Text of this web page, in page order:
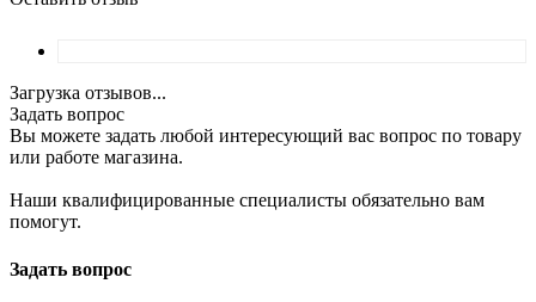
Загрузка отзывов...
Задать вопрос
Вы можете задать любой интересующий вас вопрос по товару
или работе магазина.
Наши квалифицированные специалисты обязательно вам
помогут.
Задать вопрос